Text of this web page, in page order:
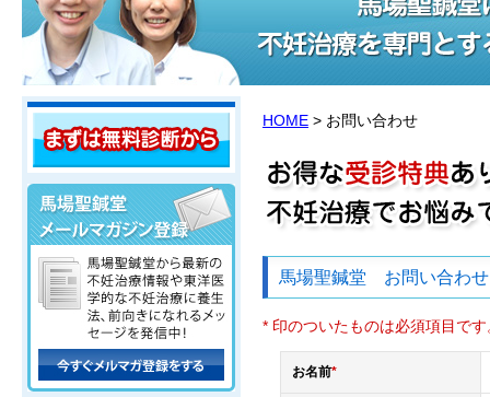
HOME > お問い合わせ
馬場聖鍼堂 お問い合わ
* 印のついたものは必須項目です
お名前*